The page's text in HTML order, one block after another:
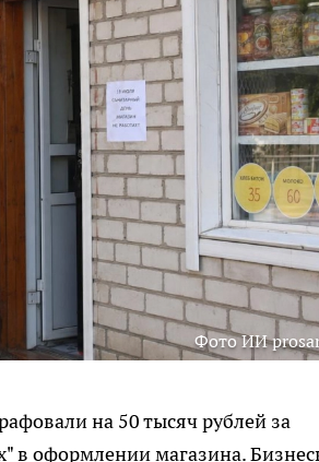
Фото ИИ
на 50 тысяч рублей за
в оформлении магазина.